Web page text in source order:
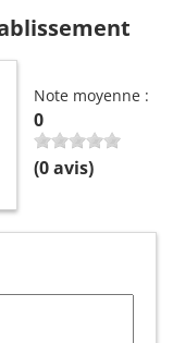
Note moyenne :
0
(0avis)